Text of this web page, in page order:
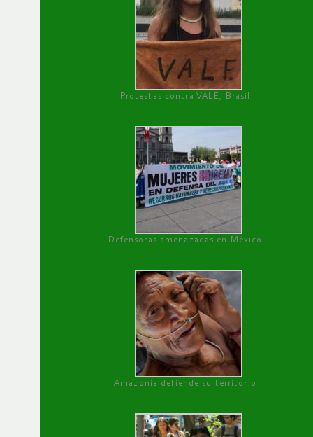
Protestas contra VALE, Brasil
Defensoras amenazadas en México
Amazonía defiende su territorio